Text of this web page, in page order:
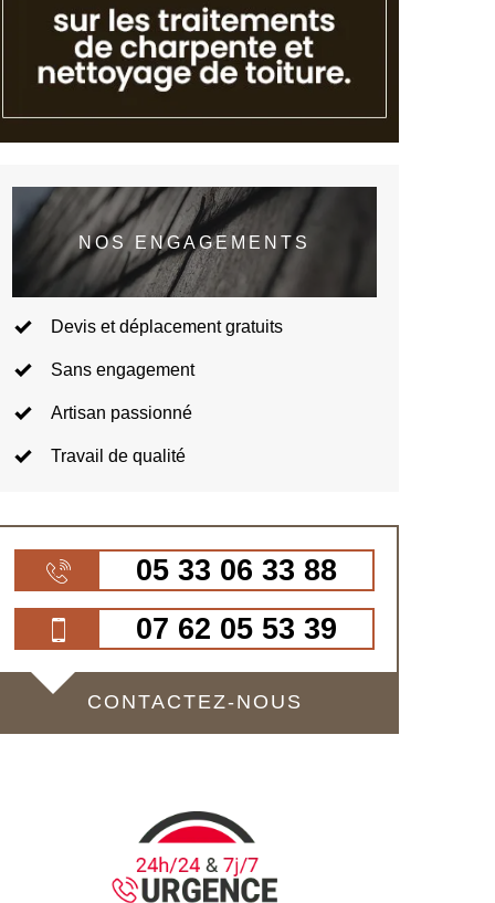
NOS ENGAGEMENTS
Devis et déplacement gratuits
Sans engagement
Artisan passionné
Travail de qualité
05 33 06 33 88
07 62 05 53 39
CONTACTEZ-NOUS